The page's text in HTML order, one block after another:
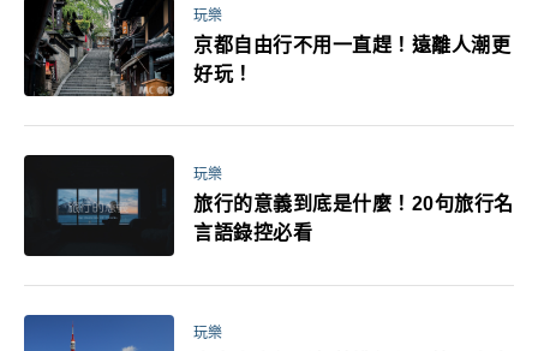
玩樂
京都自由行不用一直趕！遠離人潮更
好玩！
玩樂
旅行的意義到底是什麼！20句旅行名
言語錄控必看
玩樂